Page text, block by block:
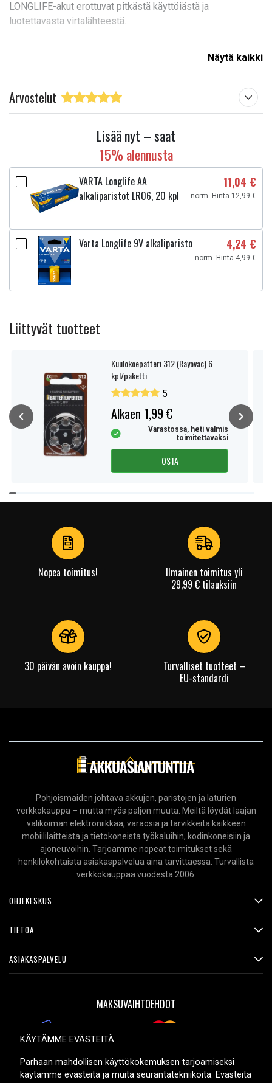
LONGLIFE-akut erottuvat pitkästä käyttöiästä ja
luotettavasta virtalähteestä.
Merkki: Varta
Tuotelinja: Longlife
Paristotyyppi: Alkali
Pariston koko: AAA / LR3
Pakkauksen numero: 20
Akun määrä: 20
LR3
Tuotetyyppi:
Jännite: 1,5 V
Sopii merkkiin:
Lue ominaisuuksien merkityksestä
Näytä kaikki
Arvostelut
Lisää nyt – saat
15% alennusta
VARTA Longlife AA
alkaliparistot LR06, 20 kpl
11,04 €
norm. Hinta 12,99 €
Varta Longlife 9V alkaliparisto 4,24 €
norm. Hinta 4,99 €
Liittyvät tuotteet
Kuulokoepatteri 312 (Rayovac) 6
kpl/paketti
5
Alkaen 1,99 €
Varastossa, heti valmis
toimitettavaksi
OSTA
Item
1
Nopea toimitus!
Ilmainen toimitus yli
29,99 € tilauksiin
30 päivän avoin kauppa!
Turvalliset tuotteet –
EU-standardi
Pohjoismaiden johtava akkujen, paristojen ja laturien
verkkokauppa – mutta myös paljon muuta. Meiltä löydät laajan
valikoiman elektroniikkaa, varaosia ja tarvikkeita kaikkeen
mobiililaitteista ja tietokoneista työkaluihin, kodinkoneisiin ja
ajoneuvoihin. Tarjoamme nopeat toimitukset sekä
henkilökohtaista asiakaspalvelua aina tarvittaessa. Turvallista
verkkokauppaa vuodesta 2006.
OHJEKESKUS
TIETOA
ASIAKASPALVELU
MAKSUVAIHTOEHDOT
TOIMITUSVAIHTOEHDOT
KÄYTÄMME EVÄSTEITÄ
Parhaan mahdollisen käyttökokemuksen tarjoamiseksi
käytämme evästeitä ja muita seurantatekniikoita. Evästeitä